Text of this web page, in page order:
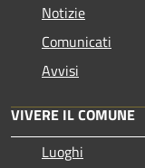
Notizie
Comunicati
Avvisi
VIVERE IL COMUNE
Luoghi